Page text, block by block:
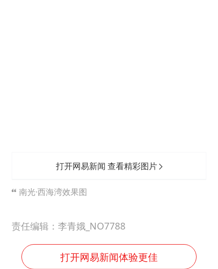
打开网易新闻 查看精彩图片
南光·西海湾效果图
责任编辑：李青娥_NO7788
打开网易新闻体验更佳